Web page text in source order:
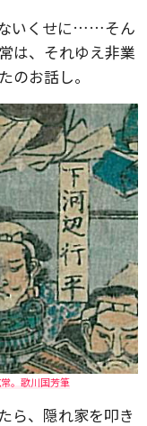
いくせに……そん
は、それゆえ非業
のお話し。
。歌川国芳筆
ら、隠れ家を叩き